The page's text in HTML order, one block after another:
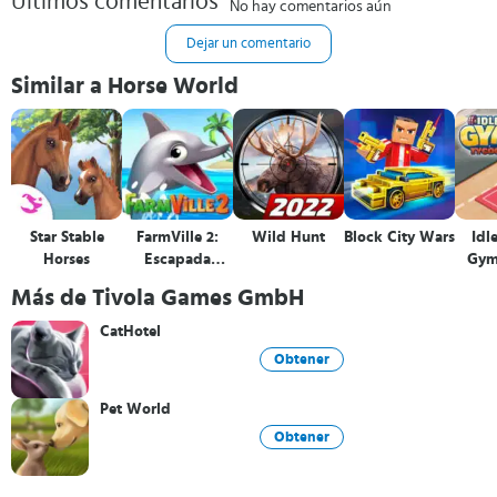
No hay comentarios aún
Dejar un comentario
Similar a Horse World
Star Stable
Horses
FarmVille 2:
Escapada
Wild Hunt Block City Wars
Más de Tivola Games GmbH
CatHotel
Obtener
Pet World
Obtener